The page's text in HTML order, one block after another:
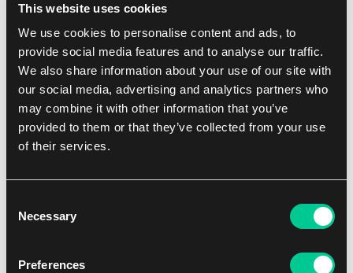
This website uses cookies
We use cookies to personalise content and ads, to
provide social media features and to analyse our traffic.
We also share information about your use of our site with
our social media, advertising and analytics partners who
may combine it with other information that you’ve
provided to them or that they’ve collected from your use
of their services.
Selection
Necessary
Preferences
na nic nečekejte. Fakt, že můžete navíc narazit na retro
foilovou verzi nebo borderless foilovou verzi karty a cena
se tím znásobí jen pomáhá. Pro ty, kdo se ještě ale
nerozhodli, tady je mých dalších dvacet důvodů, proč si
tuto sadu koupit a nebo si jí přijít zahrát.